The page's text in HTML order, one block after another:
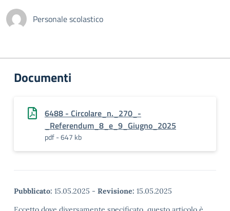
Personale scolastico
Documenti
6488 - Circolare_n._270_-
_Referendum_8_e_9_Giugno_2025
pdf - 647 kb
Pubblicato: 15.05.2025 - Revisione: 15.05.2025